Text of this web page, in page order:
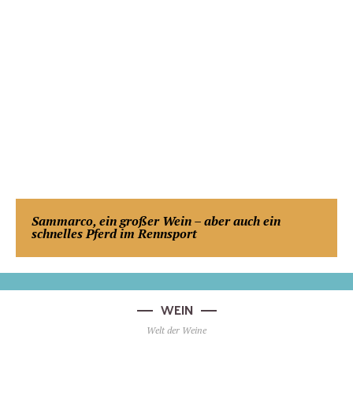
Sammarco, ein großer Wein – aber auch ein
schnelles Pferd im Rennsport
WEIN
Welt der Weine